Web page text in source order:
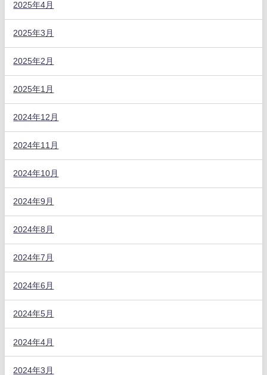
2025年4月
2025年3月
2025年2月
2025年1月
2024年12月
2024年11月
2024年10月
2024年9月
2024年8月
2024年7月
2024年6月
2024年5月
2024年4月
2024年3月